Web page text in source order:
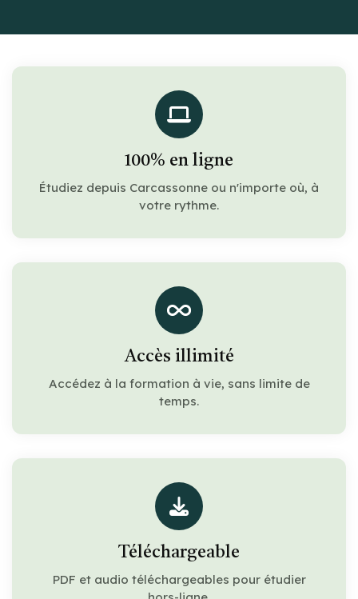
100% en ligne
Étudiez depuis Carcassonne ou n'importe où, à
votre rythme.
Accès illimité
Accédez à la formation à vie, sans limite de
temps.
Téléchargeable
PDF et audio téléchargeables pour étudier